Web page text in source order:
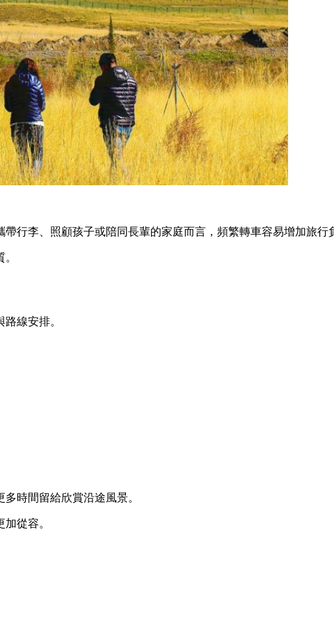
行李、照顧孩子或陪同長輩的家庭而言，頻繁轉車容易增加旅行
線安排。
時間留給欣賞沿途風景。
從容。